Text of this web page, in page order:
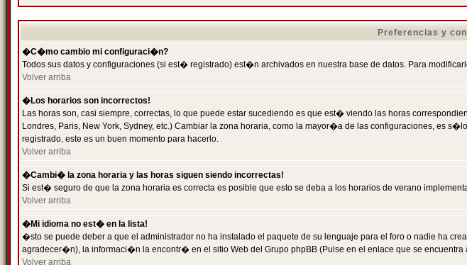
Preferencias y
�C�mo cambio mi configuraci�n?
Todos sus datos y configuraciones (si est� registrado) est�n archivados en nuestra base de datos. Para
Volver arriba
�Los horarios son incorrectos!
Las horas son, casi siempre, correctas, lo que puede estar sucediendo es que est� viendo las horas
Londres, Paris, New York, Sydney, etc.) Cambiar la zona horaria, como la mayor�a de las configuraciones, es
registrado, este es un buen momento para hacerlo.
Volver arriba
�Cambi� la zona horaria y las horas siguen siendo incorrectas!
Si est� seguro de que la zona horaria es correcta es posible que esto se deba a los horarios de verano
Volver arriba
�Mi idioma no est� en la lista!
�sto se puede deber a que el administrador no ha instalado el paquete de su lenguaje para el foro o nadie ha
agradecer�n), la informaci�n la encontr� en el sitio Web del Grupo phpBB (Pulse en el enlace que se
Volver arriba